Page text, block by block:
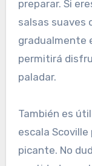
preparar. Si
salsas suaves
gradualmente
permitirá
paladar.
También es
escala
picante. No